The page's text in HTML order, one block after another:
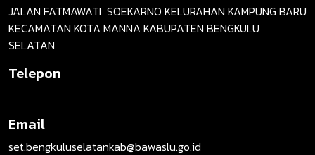
JALAN FATMAWATI SOEKARNO KELURAHAN KAMPUNG BARU
KECAMATAN KOTA MANNA KABUPATEN BENGKULU
SELATAN
Telepon
Email
set.bengkuluselatankab@bawaslu.go.id